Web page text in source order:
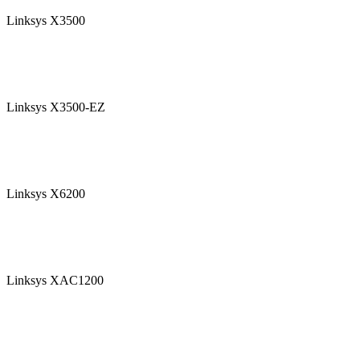
Linksys X3500
Linksys X3500-EZ
Linksys X6200
Linksys XAC1200